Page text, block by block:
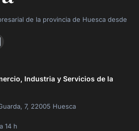
de la provincia de Huesca desde
Industria y Servicios de la
7, 22005 Huesca
14 h